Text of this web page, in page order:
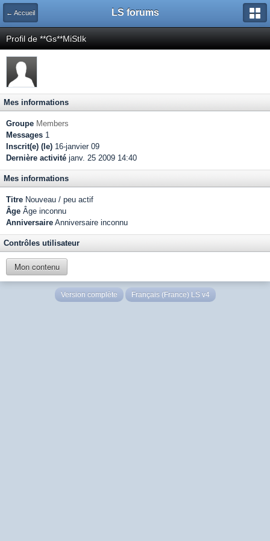
← Accueil LS forums
Profil de **Gs**MiStIk
Mes informations
Groupe Members
Messages 1
Inscrit(e) (le) 16-janvier 09
Dernière activité janv. 25 2009 14:40
Mes informations
Titre Nouveau / peu actif
Âge Âge inconnu
Anniversaire Anniversaire inconnu
Contrôles utilisateur
Mon contenu
Version complète Français (France) LS v4